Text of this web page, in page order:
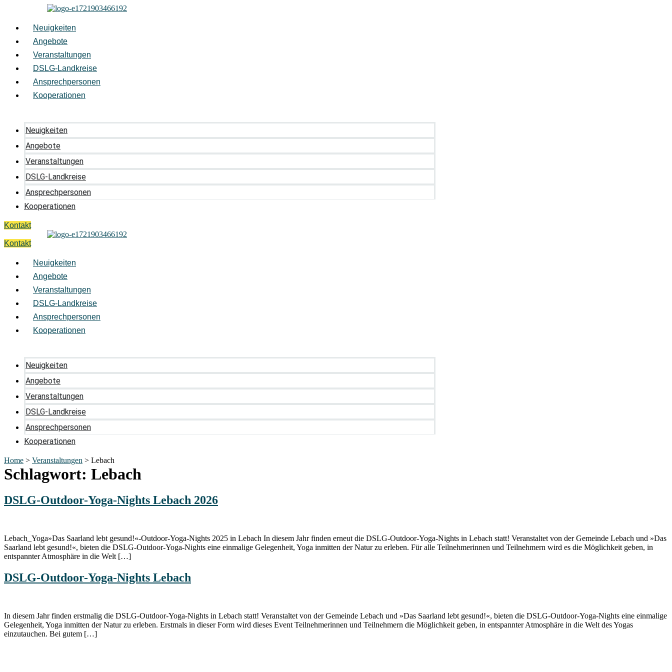
springen
Neuigkeiten
Angebote
Veranstaltungen
DSLG-Landkreise
Ansprechpersonen
Kooperationen
Neuigkeiten
Angebote
Veranstaltungen
DSLG-Landkreise
Ansprechpersonen
Kooperationen
Kontakt
Kontakt
Neuigkeiten
Angebote
Veranstaltungen
DSLG-Landkreise
Ansprechpersonen
Kooperationen
Neuigkeiten
Angebote
Veranstaltungen
DSLG-Landkreise
Ansprechpersonen
Kooperationen
Home > Veranstaltungen > Lebach
Schlagwort: Lebach
DSLG-Outdoor-Yoga-Nights Lebach 2026
Lebach_Yoga»Das Saarland lebt gesund!«-Outdoor-Yoga-Nights 2025 in Lebach In diesem Jahr finden erneut die DSLG-Outdoor-Yoga-Nights in Lebach statt! Veranstaltet von der Gemeinde Lebach und »Das
Saarland lebt gesund!«, bieten die DSLG-Outdoor-Yoga-Nights eine einmalige Gelegenheit, Yoga inmitten der Natur zu erleben. Für alle Teilnehmerinnen und Teilnehmern wird es die Möglichkeit geben, in
entspannter Atmosphäre in die Welt […]
DSLG-Outdoor-Yoga-Nights Lebach
In diesem Jahr finden erstmalig die DSLG-Outdoor-Yoga-Nights in Lebach statt! Veranstaltet von der Gemeinde Lebach und »Das Saarland lebt gesund!«, bieten die DSLG-Outdoor-Yoga-Nights eine einmalige
Gelegenheit, Yoga inmitten der Natur zu erleben. Erstmals in dieser Form wird dieses Event Teilnehmerinnen und Teilnehmern die Möglichkeit geben, in entspannter Atmosphäre in die Welt des Yogas
einzutauchen. Bei gutem […]